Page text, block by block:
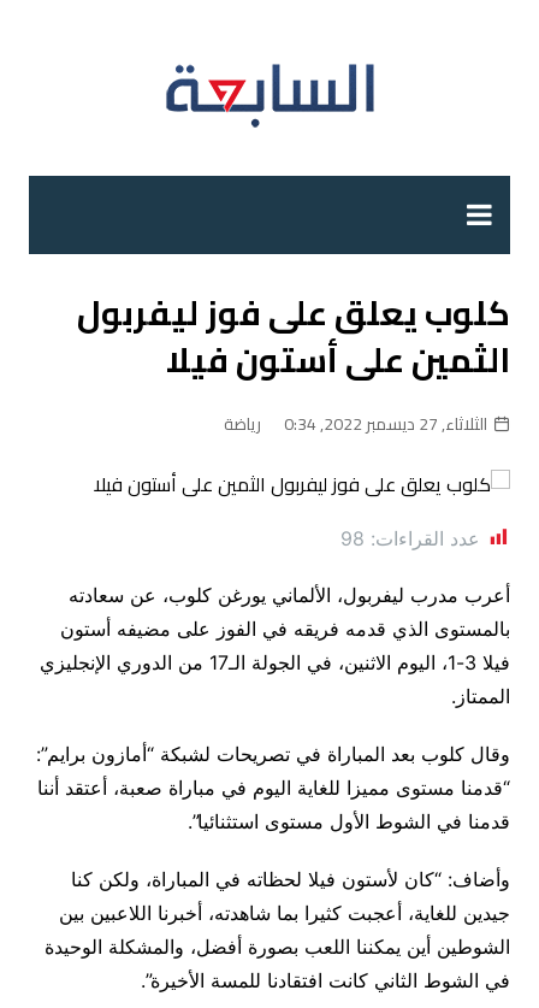
كلوب يعلق على فوز ليفربول
الثمين على أستون فيلا
الثلاثاء, 27 ديسمبر 2022, 0:34 رياضة
عدد القراءات: 98
أعرب مدرب ليفربول، الألماني يورغن كلوب، عن سعادته
بالمستوى الذي قدمه فريقه في الفوز على مضيفه أستون
فيلا 3-1، اليوم الاثنين، في الجولة الـ17 من الدوري الإنجليزي
الممتاز.
وقال كلوب بعد المباراة في تصريحات لشبكة “أمازون برايم”:
“قدمنا مستوى مميزا للغاية اليوم في مباراة صعبة، أعتقد أننا
قدمنا في الشوط الأول مستوى استثنائيا”.
وأضاف: “كان لأستون فيلا لحظاته في المباراة، ولكن كنا
جيدين للغاية، أعجبت كثيرا بما شاهدته، أخبرنا اللاعبين بين
الشوطين أين يمكننا اللعب بصورة أفضل، والمشكلة الوحيدة
في الشوط الثاني كانت افتقادنا للمسة الأخيرة”.